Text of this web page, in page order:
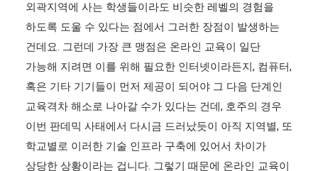
외곽지역에 사는 학생들이라도 비슷한 레벨의 경험을
하도록 도울 수 있다는 점에서 그러한 장점이 발생하는
건데요. 그런데 가장 큰 맹점은 온라인 교육이 일단
가능해 지려면 이를 위해 필요한 인터넷이라든지, 컴퓨터,
혹은 기타 기기들이 먼저 제공이 되어야 그 다음 단계인
교육격차 해소로 나아갈 수가 있다는 건데, 호주의 경우
이번 판데믹 사태에서 다시금 드러났듯이 아직 지역별, 또
학교별로 이러한 기술 인프라 구축에 있어서 차이가
상당한 상황이라는 겁니다. 그렇기 때문에 온라인 교육이